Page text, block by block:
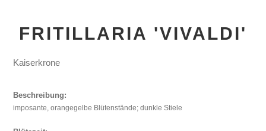
FRITILLARIA 'VIVALDI'
Kaiserkrone
Beschreibung:
imposante, orangegelbe Blütenstände; dunkle Stiele